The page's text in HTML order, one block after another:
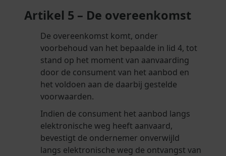
Artikel 5 – De overeenkomst
De overeenkomst komt, onder
voorbehoud van het bepaalde in lid 4, tot
stand op het moment van aanvaarding
door de consument van het aanbod en
het voldoen aan de daarbij gestelde
voorwaarden.
Indien de consument het aanbod langs
elektronische weg heeft aanvaard,
bevestigt de ondernemer onverwijld
langs elektronische weg de ontvangst van